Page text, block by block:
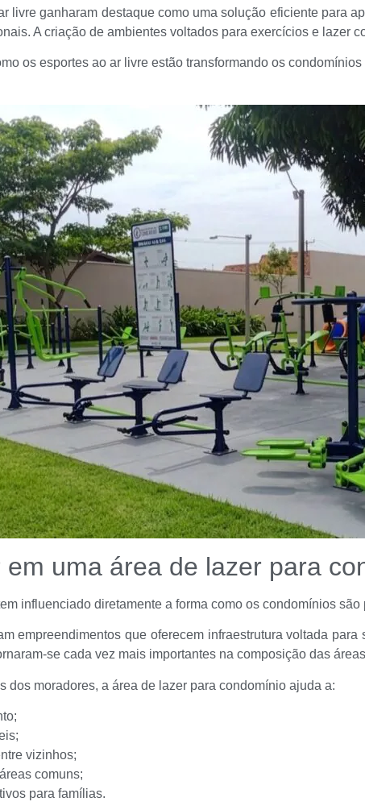
livre ganharam destaque como uma solução eficiente para
A criação de ambientes voltados para exercícios e lazer
os esportes ao ar livre estão transformando os
em uma área de lazer para
influenciado diretamente a forma como os condomínios são
empreendimentos que oferecem infraestrutura voltada
se cada vez mais importantes na composição das
dos moradores, a área de lazer para condomínio ajuda a:
vizinhos;
comuns;
para famílias.